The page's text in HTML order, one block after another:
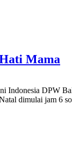
Mama
DPW
dimulai jam 6